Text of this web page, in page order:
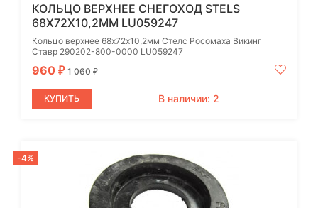
КОЛЬЦО ВЕРХНЕЕ СНЕГОХОД STELS
68Х72Х10,2ММ LU059247
Кольцо верхнее 68х72х10,2мм Стелс Росомаха Викинг
Ставр 290202-800-0000 LU059247
960 ₽ 1 060₽
КУПИТЬ В наличии: 2
-4%